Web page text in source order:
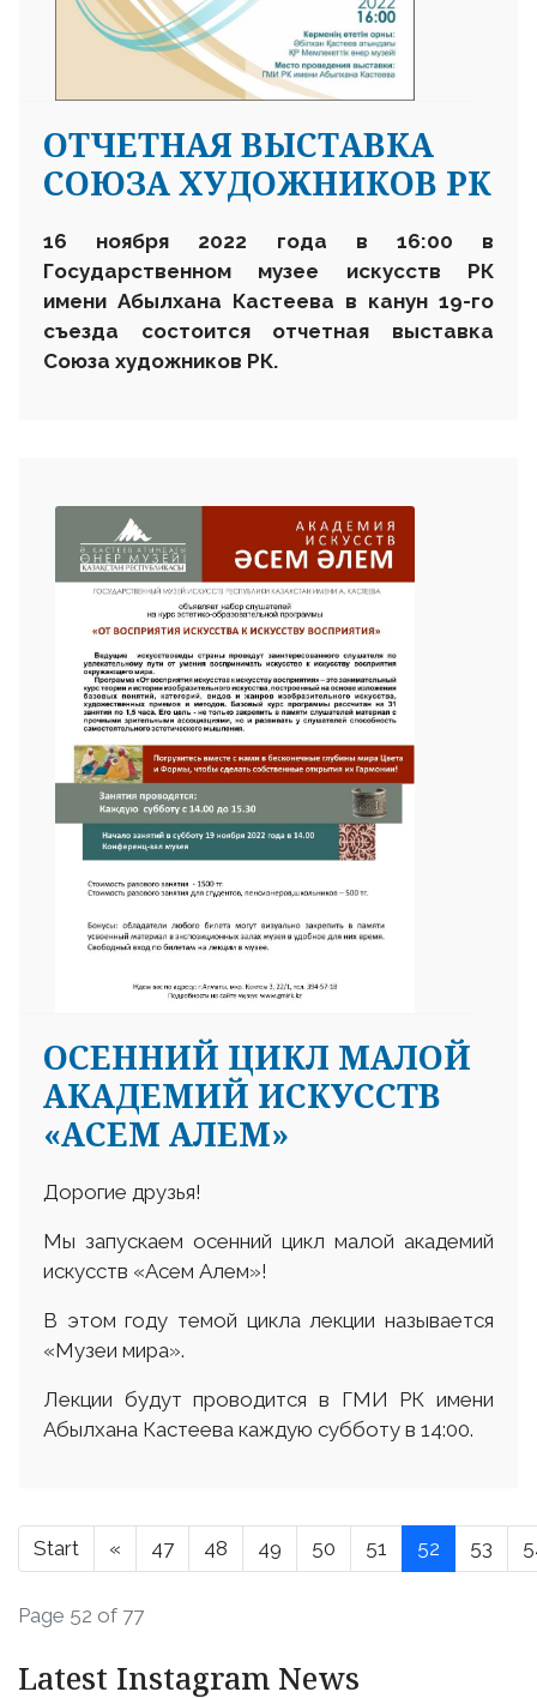
ОТЧЕТНАЯ ВЫСТАВКА
СОЮЗА ХУДОЖНИКОВ РК
16 ноября 2022 года в 16:00 в
Государственном музее искусств РК
имени Абылхана Кастеева в канун 19-го
съезда состоится отчетная выставка
Союза художников РК.
ОСЕННИЙ ЦИКЛ МАЛОЙ
АКАДЕМИЙ ИСКУССТВ
«АСЕМ АЛЕМ»
Дорогие друзья!
Мы запускаем осенний цикл малой академий
искусств «Асем Алем»!
В этом году темой цикла лекции называется
«Музеи мира».
Лекции будут проводится в ГМИ РК имени
Абылхана Кастеева каждую субботу в 14:00.
Start « 47 48 49 50 51 52 53
Page 52 of 77
Latest Instagram News